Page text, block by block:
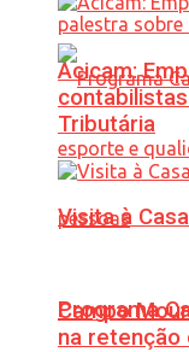
Programa
Acicam:
Tributária
Visita à
Campo
na retenção